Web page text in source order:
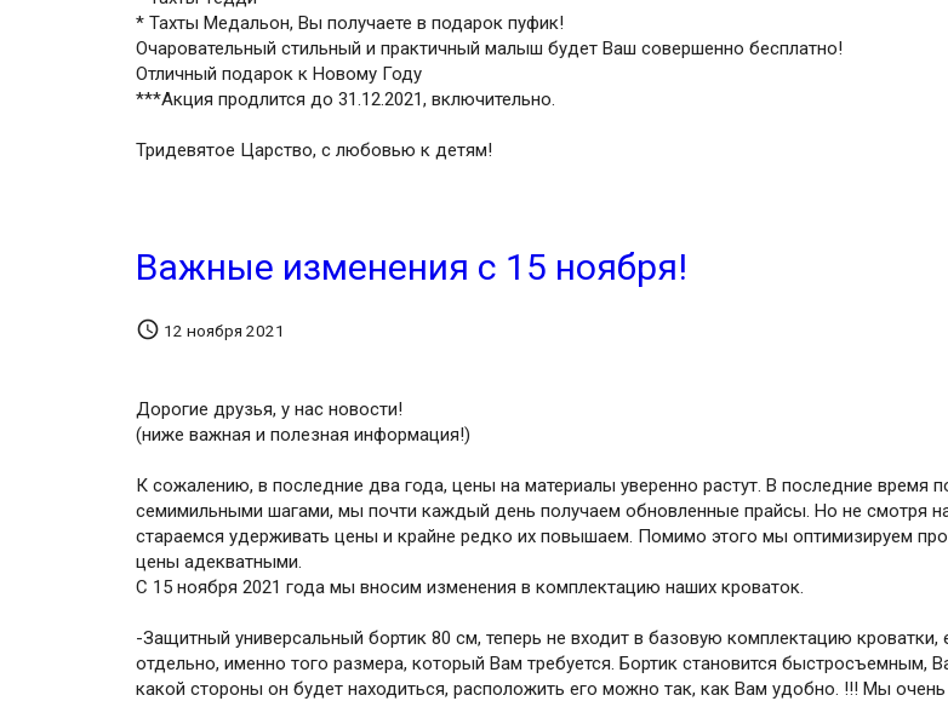
* Тахты Медальон, Вы получаете в подарок пуфик!
Очаровательный стильный и практичный малыш будет Ваш совершенно бесплатно!
Отличный подарок к Новому Году
***Акция продлится до 31.12.2021, включительно.
Тридевятое Царство, с любовью к детям!
Важные изменения с 15 ноября!
 12 ноября 2021
Дорогие друзья, у нас новости!
(ниже важная и полезная информация!)
К сожалению, в последние два года, цены на материалы уверенно растут. В последние время
семимильными шагами, мы почти каждый день получаем обновленные прайсы. Но не смотря
стараемся удерживать цены и крайне редко их повышаем. Помимо этого мы оптимизируем
цены адекватными.
С 15 ноября 2021 года мы вносим изменения в комплектацию наших кроваток.
-Защитный универсальный бортик 80 см, теперь не входит в базовую комплектацию кроватки,
отдельно, именно того размера, который Вам требуется. Бортик становится быстросъемным,
какой стороны он будет находиться, расположить его можно так, как Вам удобно. !!! Мы